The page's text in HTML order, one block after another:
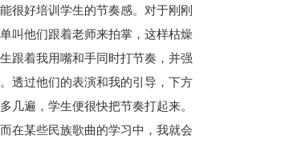
很好培训学生的节奏感。对于刚刚
叫他们跟着老师来拍掌，这样枯燥
跟着我用嘴和手同时打节奏，并强
透过他们的表演和我的引导，下方
几遍，学生便很快把节奏打起来。
在某些民族歌曲的学习中，我就会